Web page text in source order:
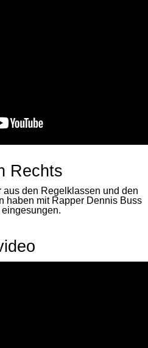
Rechts
den Regelklassen und den
haben mit Rapper Dennis Buss